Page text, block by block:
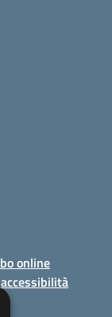
online